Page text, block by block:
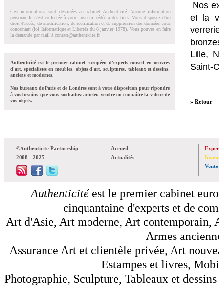
Ces informations sont destinées au cabinet Authenticité. Aucune information
personnelle n'est collectée à votre insu ni cédée à des tiers. Vous disposez d'un
droit d'accés, de modification, de rectification et de suppression des données vous
concernant (loi Informatique et Libertés du 6 janvier 1978). Vous pouvez en faire
la demande par mail à contact@authenticite.fr.
Authenticité est le premier cabinet européen d'experts conseil en oeuvres
d'art, spécialistes en meubles, objets d'art, sculptures, tableaux et dessins,
anciens et modernes.
Nos bureaux de Paris et de Londres sont à votre disposition pour répondre
à vos besoins que vous souhaitiez acheter, vendre ou connaître la valeur de
vos objets.
Nos
et la
Lille,
Saint-
» Retour
©Authenticite Partnership
2008 - 2025
Accueil
Actualités
Vente
Authenticitéest le premier cabinet
cinquantaine d'experts et de
Art d'Asie, Art moderne, Art contemporain,
Armes
Assurance Art et clientèle privée, Art
Estampes et livres,
Photographie, Sculpture, Tableaux et